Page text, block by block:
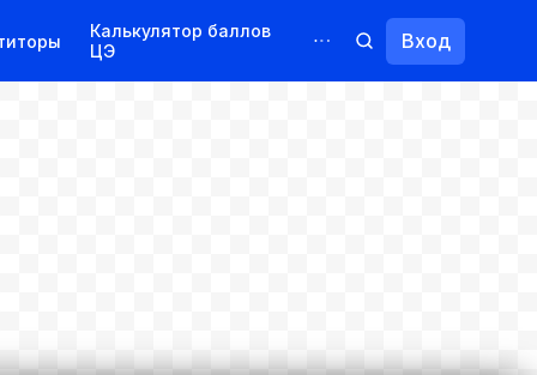
Калькулятор баллов
ЦЭ
Вход